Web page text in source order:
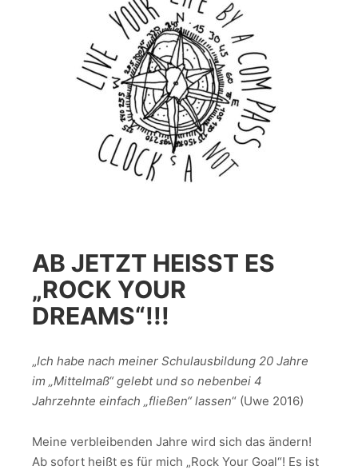
AB JETZT HEISST ES „
ROCK YOUR D
REAMS“!!!
„Ich habe nach meiner Schulausbildung 20 Jahre
im „Mittelmaß“ gelebt und so nebenbei 4
Jahrzehnte einfach „fließen“ lassen“ (Uwe 2016)
Meine verbleibenden Jahre wird sich das ändern!
Ab sofort heißt es für mich „Rock Your Goal“! Es ist